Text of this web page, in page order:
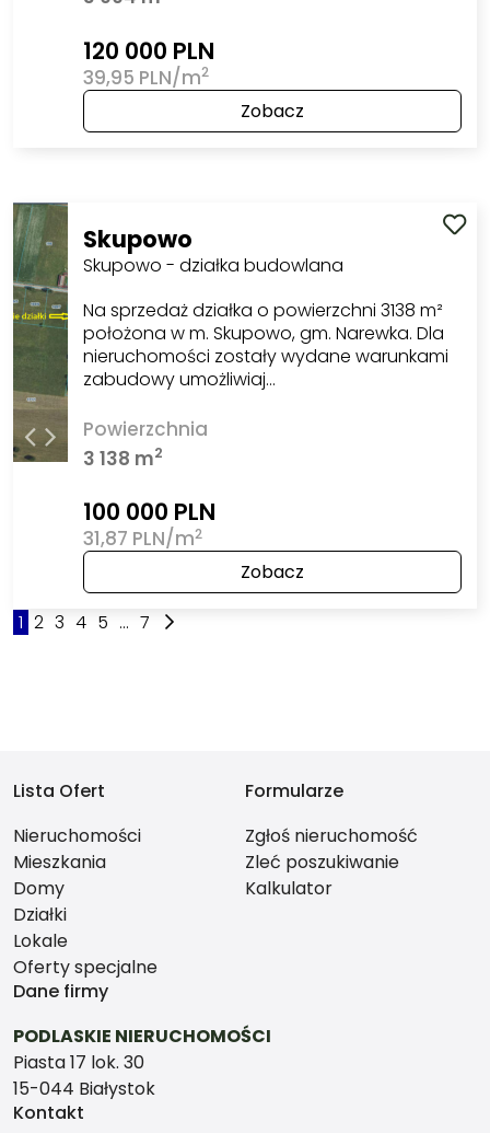
120 000 PLN
39,95 PLN/m2
Zobacz
Skupowo
Skupowo - działka budowlana
Na sprzedaż działka o powierzchni 3138 m²
położona w m. Skupowo, gm. Narewka. Dla
nieruchomości zostały wydane warunkami
zabudowy umożliwiaj…
Powierzchnia
3 138 m2
100 000 PLN
31,87 PLN/m2
Zobacz
1 2 3 4 5 ... 7
Lista Ofert
Nieruchomości
Mieszkania
Domy
Działki
Lokale
Oferty specjalne
Formularze
Zgłoś nieruchomość
Zleć poszukiwanie
Kalkulator
Dane firmy
PODLASKIE NIERUCHOMOŚCI
Piasta 17 lok. 30
15-044 Białystok
Kontakt